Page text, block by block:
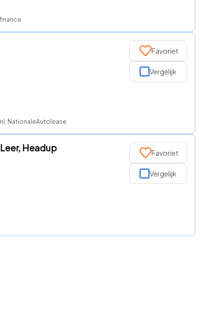
NationaleAutolease
Favoriet
Vergelijk
Headup Favoriet
Vergelijk